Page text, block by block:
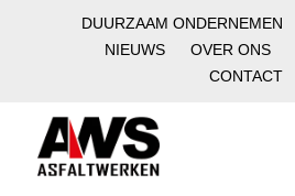
DUURZAAM ONDERNEMEN
NIEUWS
OVER ONS
CONTACT